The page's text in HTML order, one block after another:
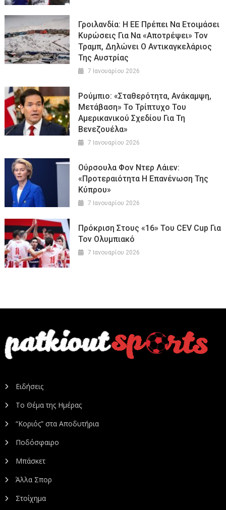
Γροιλανδία: Η ΕΕ Πρέπει Να Ετοιμάσει
Κυρώσεις Για Να «αποτρέψει» Τον
Τραμπ, Δηλώνει Ο Αντικαγκελάριος
Της Αυστρίας
7 Ιανουαρίου 2026
Ρούμπιο: «Σταθερότητα, Ανάκαμψη,
Μετάβαση» Το Τρίπτυχο Του
Αμερικανικού Σχεδίου Για Τη
Βενεζουέλα»
7 Ιανουαρίου 2026
Ούρσουλα Φον Ντερ Λάιεν:
«Προτεραιότητα Η Επανένωση Της
Κύπρου»
7 Ιανουαρίου 2026
Πρόκριση Στους «16» Του CEV Cup Για
Τον Ολυμπιακό
7 Ιανουαρίου 2026
Ειδήσεις
Το Θέμα της Ημέρας
“Κοριός” στα Αποδυτήρια
Ποδόσφαιρο
Μπάσκετ
Άλλα Σπορ
Στοίχημα